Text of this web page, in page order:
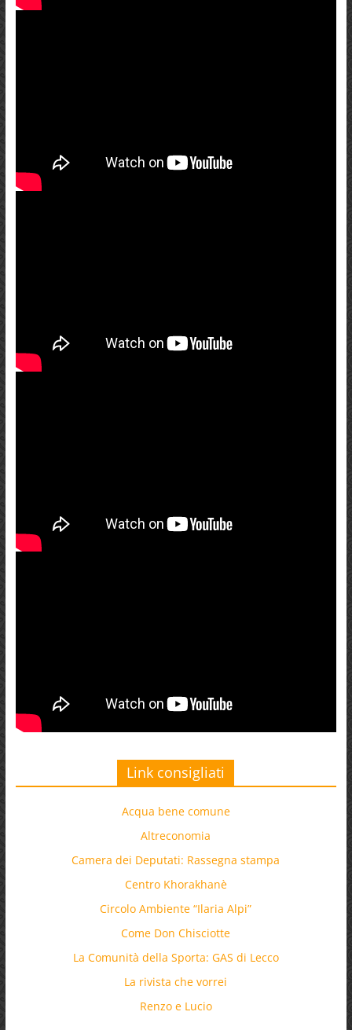
Link consigliati
Acqua bene comune
Altreconomia
Camera dei Deputati: Rassegna stampa
Centro Khorakhanè
Circolo Ambiente “Ilaria Alpi”
Come Don Chisciotte
La Comunità della Sporta: GAS di Lecco
La rivista che vorrei
Renzo e Lucio